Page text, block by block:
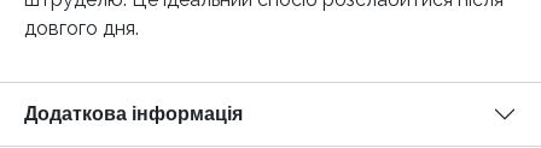
довгого дня.
Додаткова інформація